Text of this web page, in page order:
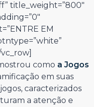
title_weight=”800″
EM
como a Jogos
em suas
caracterizados
a atenção e